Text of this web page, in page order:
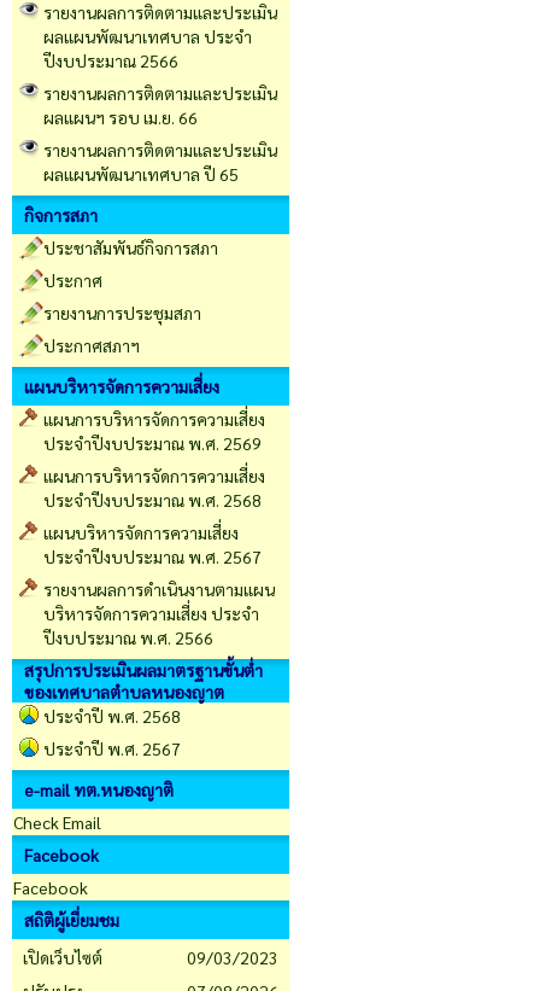
รายงานผลการติดตามและประเมิน
ผลแผนพัฒนาเทศบาล ประจำ
ปีงบประมาณ 2566
รายงานผลการติดตามและประเมิน
ผลแผนฯ รอบ เม.ย. 66
รายงานผลการติดตามและประเมิน
ผลแผนพัฒนาเทศบาล ปี 65
กิจการสภา
ประชาสัมพันธ์กิจการสภา
ประกาศ
รายงานการประชุมสภา
ประกาศสภาฯ
แผนบริหารจัดการความเสี่ยง
แผนการบริหารจัดการความเสี่ยง
ประจำปีงบประมาณ พ.ศ. 2569
แผนการบริหารจัดการความเสี่ยง
ประจำปีงบประมาณ พ.ศ. 2568
แผนบริหารจัดการความเสี่ยง
ประจำปีงบประมาณ พ.ศ. 2567
รายงานผลการดำเนินงานตามแผน
บริหารจัดการความเสี่ยง ประจำ
ปีงบประมาณ พ.ศ. 2566
สรุปการประเมินผลมาตรฐานขั้นต่ำ
ของเทศบาลตำบลหนองญาต
ประจำปี พ.ศ. 2568
ประจำปี พ.ศ. 2567
e-mail ทต.หนองญาติ
Check Email
Facebook
Facebook
สถิติผู้เยี่ยมชม
เปิดเว็บไซต์
09/03/2023